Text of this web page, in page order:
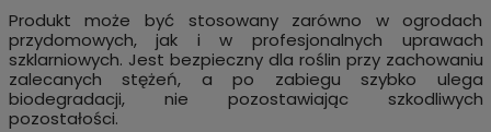
Produkt może być stosowany zarówno w ogrodach
przydomowych, jak i w profesjonalnych uprawach
szklarniowych. Jest bezpieczny dla roślin przy zachowaniu
zalecanych stężeń, a po zabiegu szybko ulega
biodegradacji, nie pozostawiając szkodliwych
pozostałości.